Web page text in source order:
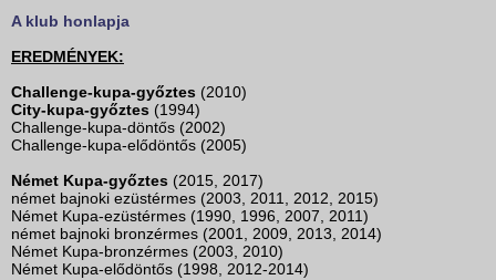
A klub honlapja
EREDMÉNYEK:
Challenge-kupa-győztes (2010)
City-kupa-győztes (1994)
Challenge-kupa-döntős (2002)
Challenge-kupa-elődöntős (2005)
Német Kupa-győztes (2015, 2017)
német bajnoki ezüstérmes (2003, 2011, 2012, 2015)
Német Kupa-ezüstérmes (1990, 1996, 2007, 2011)
német bajnoki bronzérmes (2001, 2009, 2013, 2014)
Német Kupa-bronzérmes (2003, 2010)
Német Kupa-elődöntős (1998, 2012-2014)